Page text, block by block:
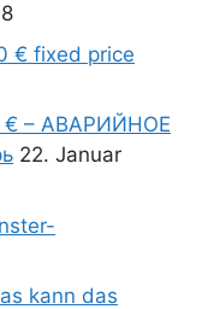
€ fixed price
€ – АВАРИЙНОЕ
22. Januar
kann das